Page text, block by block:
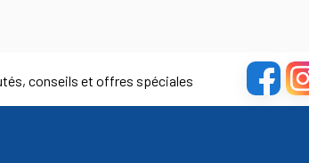
conseils et offres spéciales